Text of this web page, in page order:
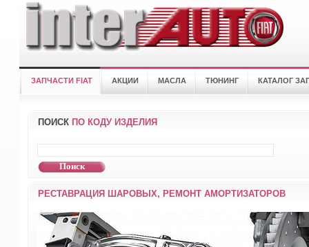
ЗАПЧАСТИ FIAT АКЦИИ МАСЛА ТЮНИНГ КАТАЛОГ
ПОИСК ПО КОДУ ИЗДЕЛИЯ
РЕСТАВРАЦИЯ ШАРОВЫХ, РЕМОНТ АМОРТИЗАТОРОВ